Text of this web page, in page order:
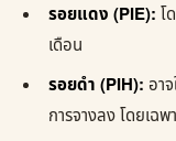
รอยแดง (PIE): โ
เดือน
รอยดำ (PIH): อา
การจางลง โดยเฉ